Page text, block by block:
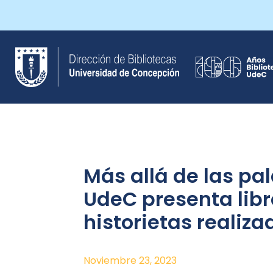
Saltar
al
contenido
Más allá de las
UdeC presenta
historietas
Noviembre 23, 2023